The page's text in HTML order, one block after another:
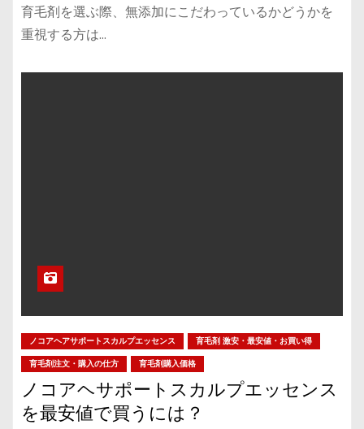
育毛剤を選ぶ際、無添加にこだわっているかどうかを
重視する方は…
ノコアヘアサポートスカルプエッセンス
育毛剤 激安・最安値・お買い得
育毛剤注文・購入の仕方
育毛剤購入価格
ノコアヘサポートスカルプエッセンス
を最安値で買うには？